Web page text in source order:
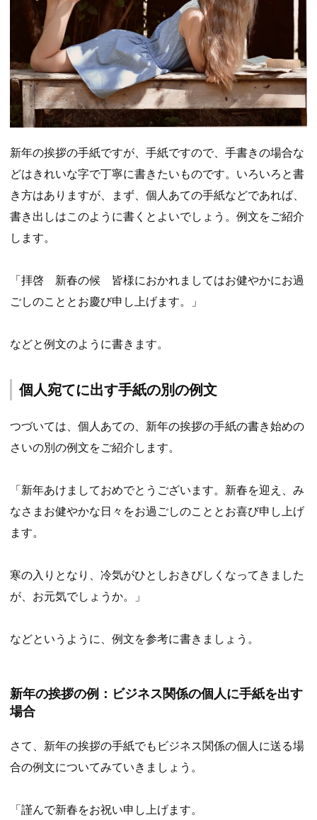
新年の挨拶の手紙ですが、手紙ですので、手書きの場合な
どはきれいな字で丁寧に書きたいものです。いろいろと書
き方はありますが、まず、個人あての手紙などであれば、
書き出しはこのように書くとよいでしょう。例文をご紹介
します。
「拝啓 新春の候 皆様におかれましてはお健やかにお過
ごしのこととお慶び申し上げます。」
などと例文のように書きます。
個人宛てに出す手紙の別の例文
つづいては、個人あての、新年の挨拶の手紙の書き始めの
さいの別の例文をご紹介します。
「新年あけましておめでとうございます。新春を迎え、み
なさまお健やかな日々をお過ごしのこととお喜び申し上げ
ます。
寒の入りとなり、冷気がひとしおきびしくなってきました
が、お元気でしょうか。」
などというように、例文を参考に書きましょう。
新年の挨拶の例：ビジネス関係の個人に手紙を出す
場合
さて、新年の挨拶の手紙でもビジネス関係の個人に送る場
合の例文についてみていきましょう。
「謹んで新春をお祝い申し上げます。